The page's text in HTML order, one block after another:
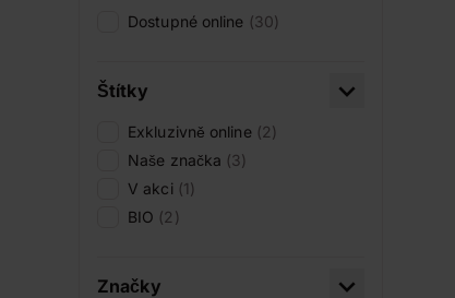
Dostupné online (30)
Štítky
Exkluzivně online (2)
Naše značka (3)
V akci (1)
BIO (2)
Značky